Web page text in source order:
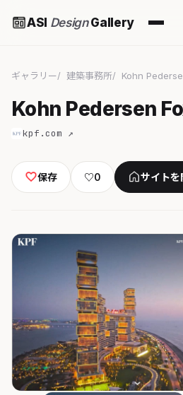
ASI DesignGallery
ギャラリー 建築事務所 Kohn
Kohn Pedersen
kpf.com ↗
保存 ♡0 サイトを